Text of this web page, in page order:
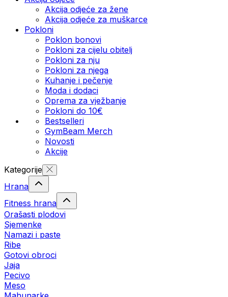
Akcija odjeće za žene
Akcija odjeće za muškarce
Pokloni
Poklon bonovi
Pokloni za cijelu obitelj
Pokloni za nju
Pokloni za njega
Kuhanje i pečenje
Moda i dodaci
Oprema za vježbanje
Pokloni do 10€
Bestselleri
GymBeam Merch
Novosti
Akcije
Kategorije
Hrana
Fitness hrana
Orašasti plodovi
Sjemenke
Namazi i paste
Ribe
Gotovi obroci
Jaja
Pecivo
Meso